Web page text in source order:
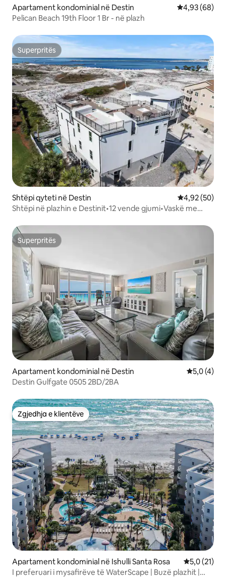
Apartament kondominial në Destin Vlerësimi
4,93 (68)
Pelican Beach 19th Floor 1 Br - në plazh
Superpritës
Superpritës
Shtëpi qyteti në Destin Vlerësimi
4,92 (50)
Shtëpi në plazhin e Destinit•12 vende gjumi•Vaskë me
Superpritës
Superpritës
Apartament kondominial në Destin Vlerësimi
5,0 (4)
Destin Gulfgate 0505 2BD/2BA
Zgjedhja e klientëve
Zgjedhja e klientëve
Apartament kondominial në Ishulli Santa Rosa Vlerësimi
5,0 (21)
I preferuari i mysafirëve të WaterScape | Buzë plazhit |